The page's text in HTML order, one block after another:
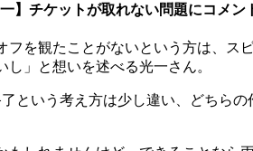
】チケットが取れない問題にコメン
を観たことがないという方は、
」と想いを述べる光一さん。
という考え方は少し違い、どちら